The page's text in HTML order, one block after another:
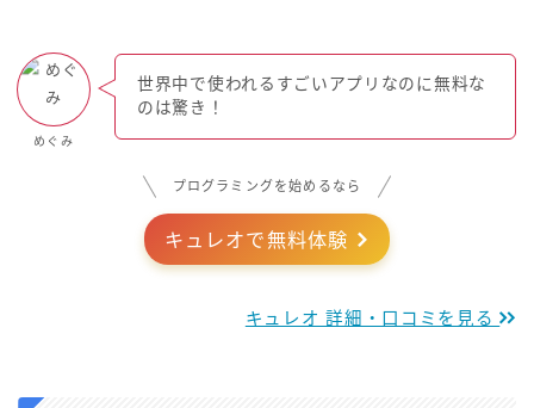
めぐみ
世界中で使われるすごいアプリなのに無料な
のは驚き！
プログラミングを始めるなら
キュレオで無料体験
キュレオ 詳細・口コミを見る